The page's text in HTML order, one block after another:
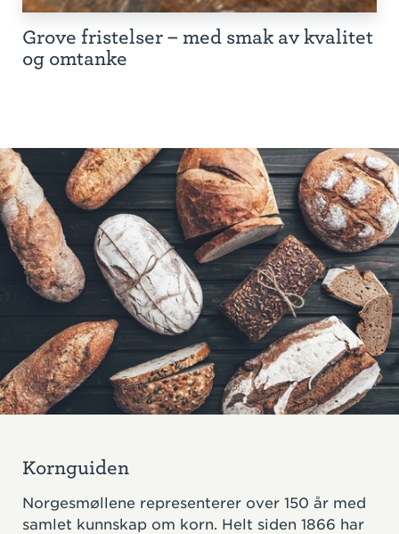
Grove fristelser – med smak av kvalitet
og omtanke
Kornguiden
Norgesmøllene representerer over 150 år med
samlet kunnskap om korn. Helt siden 1866 har